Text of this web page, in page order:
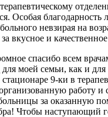
Особая
невзирая на
вкусное и
спасибо всем
моей семьи, как и
9-ки в
больницы за
Чтобы